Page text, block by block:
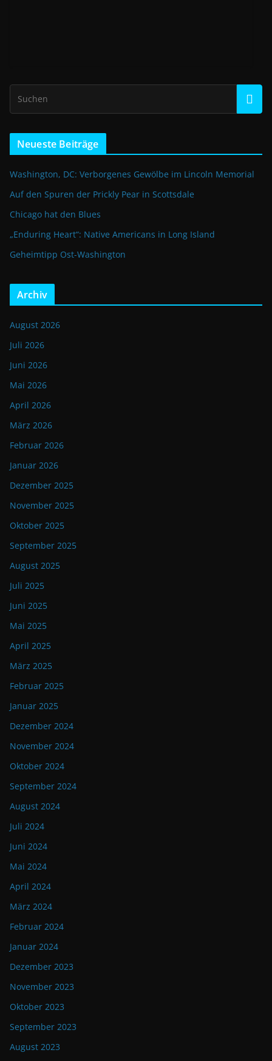
Neueste Beiträge
Washington, DC: Verborgenes Gewölbe im Lincoln Memorial
Auf den Spuren der Prickly Pear in Scottsdale
Chicago hat den Blues
„Enduring Heart“: Native Americans in Long Island
Geheimtipp Ost-Washington
Archiv
August 2026
Juli 2026
Juni 2026
Mai 2026
April 2026
März 2026
Februar 2026
Januar 2026
Dezember 2025
November 2025
Oktober 2025
September 2025
August 2025
Juli 2025
Juni 2025
Mai 2025
April 2025
März 2025
Februar 2025
Januar 2025
Dezember 2024
November 2024
Oktober 2024
September 2024
August 2024
Juli 2024
Juni 2024
Mai 2024
April 2024
März 2024
Februar 2024
Januar 2024
Dezember 2023
November 2023
Oktober 2023
September 2023
August 2023